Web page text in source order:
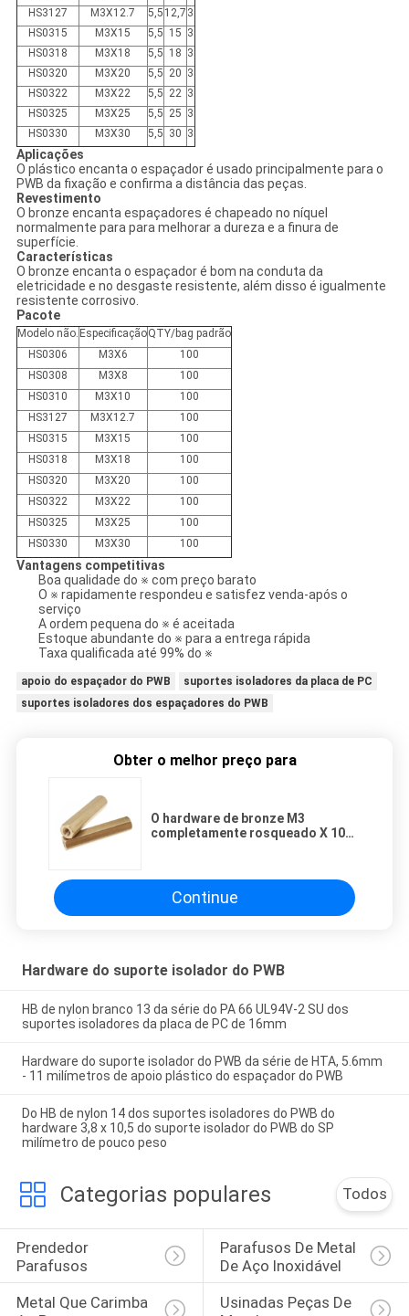
HS3127
M3X12.7 5,5 12,7 3
HS0315
M3X15 5,5 15 3
HS0318
M3X18 5,5 18 3
HS0320
M3X20 5,5 20 3
HS0322
M3X22 5,5 22 3
HS0325
M3X25 5,5 25 3
HS0330
M3X30 5,5 30 3
Aplicações
O plástico encanta o espaçador é usado principalmente para o
PWB da fixação e confirma a distância das peças.
Revestimento
O bronze encanta espaçadores é chapeado no níquel
normalmente para para melhorar a dureza e a finura de
superfície.
Características
O bronze encanta o espaçador é bom na conduta da
eletricidade e no desgaste resistente, além disso é igualmente
resistente corrosivo.
Pacote
Modelo não. EspecificaçãoQTY/bag padrão
HS0306
M3X6
100
HS0308
M3X8
100
HS0310
M3X10
100
HS3127
M3X12.7
100
HS0315
M3X15
100
HS0318
M3X18
100
HS0320
M3X20
100
HS0322
M3X22
100
HS0325
M3X25
100
HS0330
M3X30 100
Vantagens competitivas
Boa qualidade do ※ com preço barato
O ※ rapidamente respondeu e satisfez venda-após o
serviço
A ordem pequena do ※ é aceitada
Estoque abundante do ※ para a entrega rápida
Taxa qualificada até 99% do ※
apoio do espaçador do PWB
suportes isoladores da placa de PC
suportes isoladores dos espaçadores do PWB
Obter o melhor preço para
O hardware de bronze M3
completamente rosqueado X 10
espaçadores para a eletrônica
Continue
Hardware do suporte isolador do PWB
HB de nylon branco 13 da série do PA 66 UL94V-2 SU dos
suportes isoladores da placa de PC de 16mm
Hardware do suporte isolador do PWB da série de HTA, 5.6mm
- 11 milímetros de apoio plástico do espaçador do PWB
Do HB de nylon 14 dos suportes isoladores do PWB do
hardware 3,8 x 10,5 do suporte isolador do PWB do SP
milímetro de pouco peso
Categorias populares Todos
Prendedor
Parafusos
Parafusos De Metal
De Aço Inoxidável
Metal Que Carimba
Usinadas Peças De